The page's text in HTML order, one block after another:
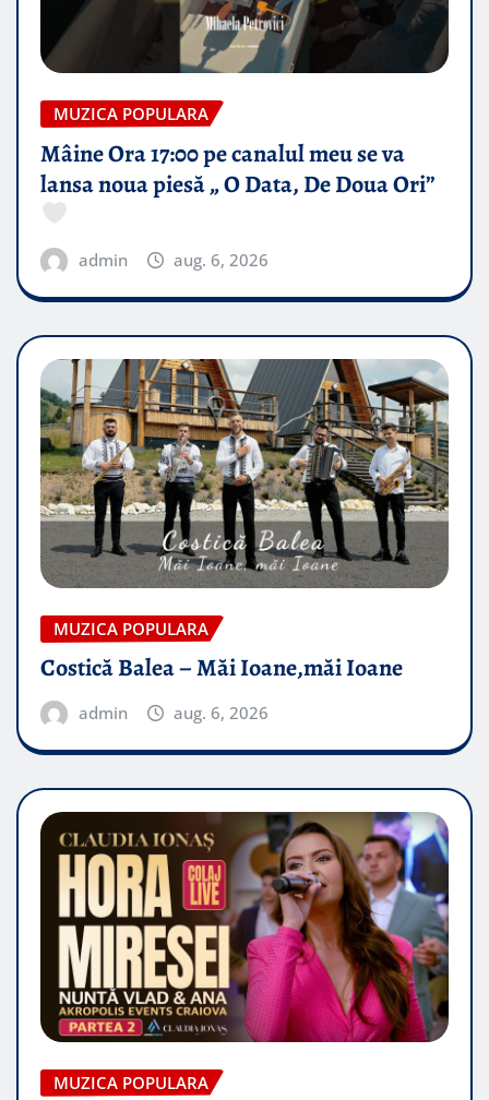
MUZICA POPULARA
Mâine Ora 17:00 pe canalul meu se va
lansa noua piesă „ O Data, De Doua Ori”
admin aug. 6, 2026
MUZICA POPULARA
Costică Balea – Măi Ioane,măi Ioane
admin aug. 6, 2026
MUZICA POPULARA